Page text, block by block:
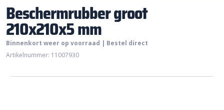
Beschermrubber groot
210x210x5 mm
Binnenkort weer op voorraad | Bestel direct
Artikelnummer: 11007930